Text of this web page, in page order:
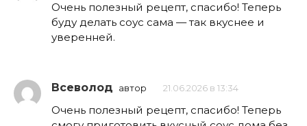
Очень полезный рецепт, спасибо! Теперь
буду делать соус сама — так вкуснее и
уверенней.
Всеволод автор 21.06.2026 в 13:34
Очень полезный рецепт, спасибо! Теперь